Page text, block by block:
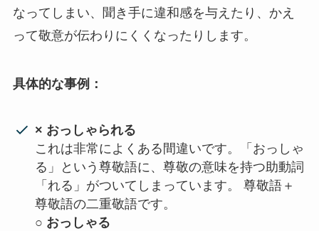
なってしまい、聞き手に違和感を与えたり、かえ
って敬意が伝わりにくくなったりします。
具体的な事例：
× おっしゃられる
これは非常によくある間違いです。「おっしゃ
る」という尊敬語に、尊敬の意味を持つ助動詞
「れる」がついてしまっています。 尊敬語＋
尊敬語の二重敬語です。
○ おっしゃる